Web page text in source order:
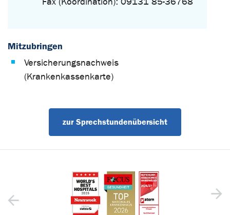
Mitzubringen
Versicherungsnachweis
(Krankenkassenkarte)
zur Sprechstundenübersicht